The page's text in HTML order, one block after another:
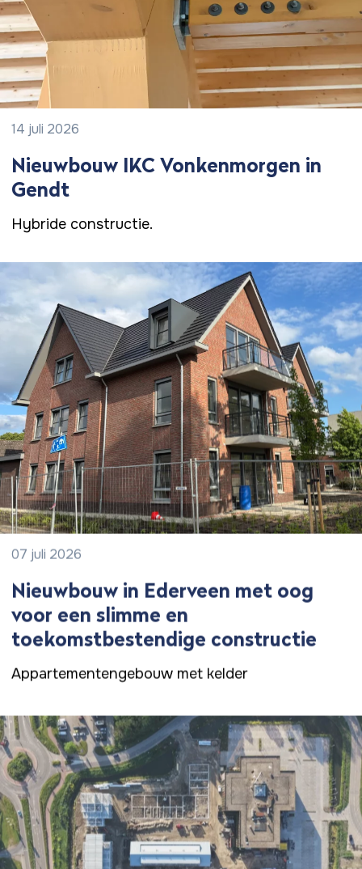
14 juli 2026
Nieuwbouw IKC Vonkenmorgen in
Gendt
Hybride constructie.
07 juli 2026
Nieuwbouw in Ederveen met oog
voor een slimme en
toekomstbestendige constructie
Appartementengebouw met kelder